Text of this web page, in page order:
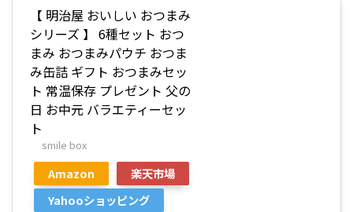
【 明治屋 おいしい おつまみ
シリーズ 】 6種セット おつ
まみ おつまみパウチ おつま
み缶詰 ギフト おつまみセッ
ト 常温保存 プレゼント 父の
日 お中元 バラエティーセッ
ト
smile box
Amazon
楽天市場
Yahooショッピング